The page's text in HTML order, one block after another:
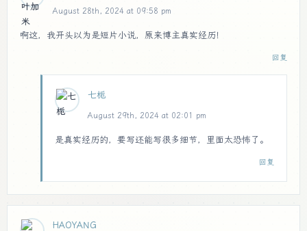
August 28th, 2024 at 09:58 pm
啊这，我开头以为是短片小说，原来博主真实经历！
回复
七栀
August 29th, 2024 at 02:01 pm
是真实经历的，要写还能写很多细节，里面太恐怖了。
回复
HAOYANG